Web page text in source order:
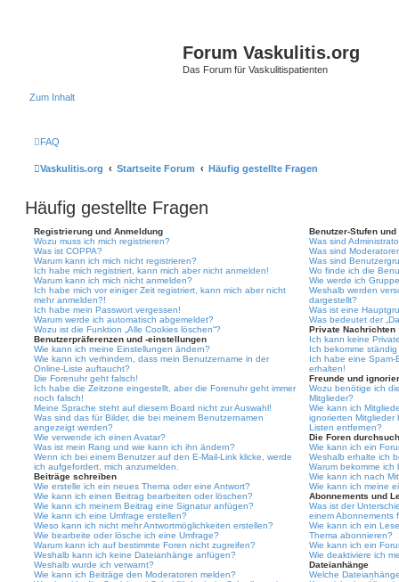
Forum Vaskulitis.org
Das Forum für Vaskulitispatienten
Zum Inhalt
FAQ
Vaskulitis.org Startseite Forum Häufig gestellte Fragen
Häufig gestellte Fragen
Registrierung und Anmeldung
Wozu muss ich mich registrieren?
Was ist COPPA?
Warum kann ich mich nicht registrieren?
Ich habe mich registriert, kann mich aber nicht anmelden!
Warum kann ich mich nicht anmelden?
Ich habe mich vor einiger Zeit registriert, kann mich aber nicht
mehr anmelden?!
Ich habe mein Passwort vergessen!
Warum werde ich automatisch abgemeldet?
Wozu ist die Funktion „Alle Cookies löschen“?
Benutzerpräferenzen und -einstellungen
Wie kann ich meine Einstellungen ändern?
Wie kann ich verhindern, dass mein Benutzername in der
Online-Liste auftaucht?
Die Forenuhr geht falsch!
Ich habe die Zeitzone eingestellt, aber die Forenuhr geht immer
noch falsch!
Meine Sprache steht auf diesem Board nicht zur Auswahl!
Was sind das für Bilder, die bei meinem Benutzernamen
angezeigt werden?
Wie verwende ich einen Avatar?
Was ist mein Rang und wie kann ich ihn ändern?
Wenn ich bei einem Benutzer auf den E-Mail-Link klicke, werde
ich aufgefordert, mich anzumelden.
Beiträge schreiben
Wie erstelle ich ein neues Thema oder eine Antwort?
Wie kann ich einen Beitrag bearbeiten oder löschen?
Wie kann ich meinem Beitrag eine Signatur anfügen?
Wie kann ich eine Umfrage erstellen?
Wieso kann ich nicht mehr Antwortmöglichkeiten erstellen?
Wie bearbeite oder lösche ich eine Umfrage?
Warum kann ich auf bestimmte Foren nicht zugreifen?
Weshalb kann ich keine Dateianhänge anfügen?
Weshalb wurde ich verwarnt?
Wie kann ich Beiträge den Moderatoren melden?
Benutzer-Stufen und
Was sind
Was sind
Was sind
Wo finde ich die
Wie werde ich
Weshalb werden
dargestellt?
Was ist eine
Was bedeutet der
Private Nachrichten
Ich kann keine
Ich bekomme
Ich habe eine Spam-
erhalten!
Freunde und
Wozu benötige ich
Mitglieder?
Wie kann ich
ignorierten
Listen entfernen?
Die Foren
Wie kann ich ein
Weshalb erhalte ich
Warum bekomme
Wie kann ich nach
Wie kann ich meine
Abonnements und
Was ist der
einem Abonnements
Wie kann ich ein
Thema abonnieren?
Wie kann ich ein
Wie deaktiviere ich
Dateianhänge
Welche